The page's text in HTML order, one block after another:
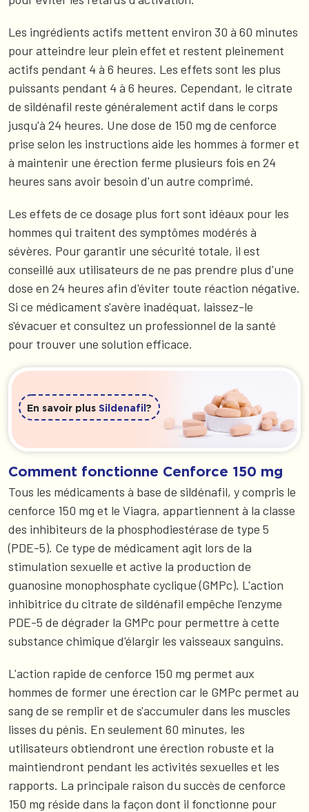
Les ingrédients actifs mettent environ 30 à 60 minutes
pour atteindre leur plein effet et restent pleinement
actifs pendant 4 à 6 heures. Les effets sont les plus
puissants pendant 4 à 6 heures. Cependant, le citrate
de sildénafil reste généralement actif dans le corps
jusqu'à 24 heures. Une dose de 150 mg de cenforce
prise selon les instructions aide les hommes à former et
à maintenir une érection ferme plusieurs fois en 24
heures sans avoir besoin d'un autre comprimé.
Les effets de ce dosage plus fort sont idéaux pour les
hommes qui traitent des symptômes modérés à
sévères. Pour garantir une sécurité totale, il est
conseillé aux utilisateurs de ne pas prendre plus d'une
dose en 24 heures afin d'éviter toute réaction négative.
Si ce médicament s'avère inadéquat, laissez-le
s'évacuer et consultez un professionnel de la santé
pour trouver une solution efficace.
En savoir plus Sildenafil ?
Comment fonctionne Cenforce 150 mg
Tous les médicaments à base de sildénafil, y compris le
cenforce 150 mg et le Viagra, appartiennent à la classe
des inhibiteurs de la phosphodiestérase de type 5
(PDE-5). Ce type de médicament agit lors de la
stimulation sexuelle et active la production de
guanosine monophosphate cyclique (GMPc). L'action
inhibitrice du citrate de sildénafil empêche l'enzyme
PDE-5 de dégrader la GMPc pour permettre à cette
substance chimique d'élargir les vaisseaux sanguins.
L'action rapide de cenforce 150 mg permet aux
hommes de former une érection car le GMPc permet au
sang de se remplir et de s'accumuler dans les muscles
lisses du pénis. En seulement 60 minutes, les
utilisateurs obtiendront une érection robuste et la
maintiendront pendant les activités sexuelles et les
rapports. La principale raison du succès de cenforce
150 mg réside dans la façon dont il fonctionne pour